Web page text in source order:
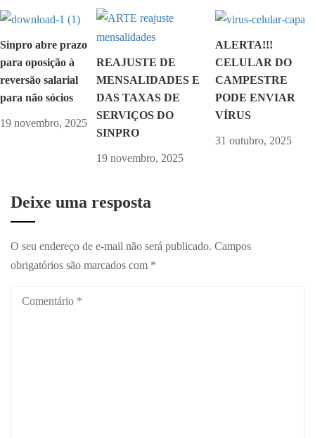
COM PROFISSIONAIS
DE SAÚDE
Sinpro abre prazo
para oposição à
reversão salarial
para não sócios
19 novembro, 2025
REAJUSTE DE
MENSALIDADES E
DAS TAXAS DE
SERVIÇOS DO
SINPRO
19 novembro, 2025
ALERTA!!!
CELULAR DO
CAMPESTRE
PODE ENVIAR
VÍRUS
31 outubro, 2025
Deixe uma resposta
O seu endereço de e-mail não será publicado. Campos
obrigatórios são marcados com *